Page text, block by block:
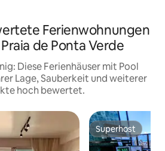
Ferienwohnungen
de Ponta Verde
Diese Ferienhäuser mit Pool
Lage, Sauberkeit und weiterer
hoch bewertet.
Superhost
Superhost